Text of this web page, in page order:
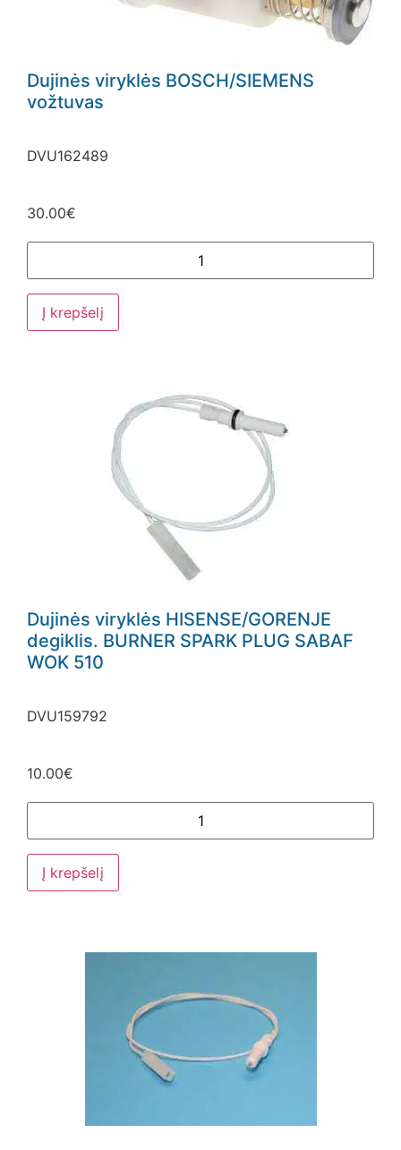
Dujinės viryklės BOSCH/SIEMENS
vožtuvas
DVU162489
30.00€
Į krepšelį
Dujinės viryklės HISENSE/GORENJE
degiklis. BURNER SPARK PLUG SABAF
WOK 510
DVU159792
10.00€
Į krepšelį